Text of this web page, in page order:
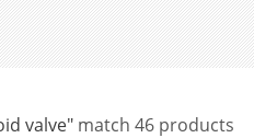
valve" match 46 products